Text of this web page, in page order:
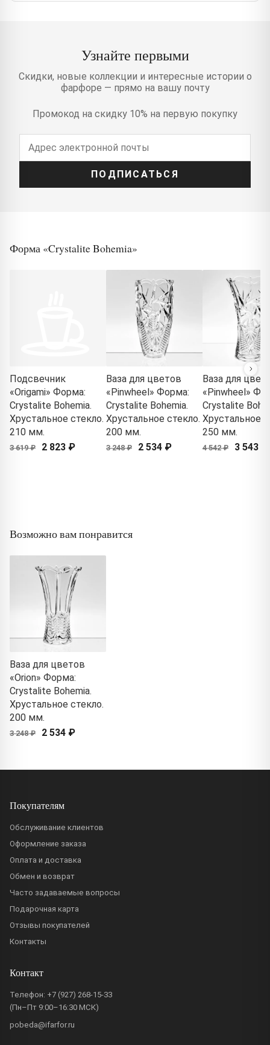
Узнайте первыми
Скидки, новые коллекции и интересные истории о
фарфоре — прямо на вашу почту
Промокод на скидку 10% на первую покупку
ПОДПИСАТЬСЯ
Форма «Crystalite Bohemia»
Подсвечник
«Origami» Форма:
Crystalite Bohemia.
Хрустальное стекло.
210 мм.
3 619 ₽ 2 823 ₽
Ваза для цветов
«Pinwheel» Форма:
Crystalite Bohemia.
Хрустальное стекло.
200 мм.
3 248 ₽ 2 534 ₽
Ваза для
«Pinwheel»
Crystalite
Хрустальное
250 мм.
4 542 ₽ 3 543 ₽
Возможно вам понравится
Ваза для цветов
«Orion» Форма:
Crystalite Bohemia.
Хрустальное стекло.
200 мм.
3 248 ₽ 2 534 ₽
Покупателям
Обслуживание клиентов
Оформление заказа
Оплата и доставка
Обмен и возврат
Часто задаваемые вопросы
Подарочная карта
Отзывы покупателей
Контакты
Контакт
Телефон: +7 (927) 268-15-33
(Пн–Пт 9:00–16:30 МСК)
pobeda@ifarfor.ru